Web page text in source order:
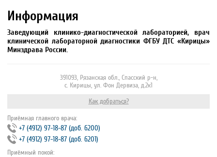
Информация
Заведующий клинико-диагностической лабораторией, врач
клинической лабораторной диагностики ФГБУ ДТС «Кирицы»
Минздрава России.
391093, Рязанская обл., Спасский р-н,
с. Кирицы, ул. Фон Дервиза, д.2к1
Как добраться?
Приёмная главного врача:
+7 (4912) 97‐18‐87 (доб. 6200)
+7 (4912) 97‐18‐87 (доб. 6201)
Приёмный покой: